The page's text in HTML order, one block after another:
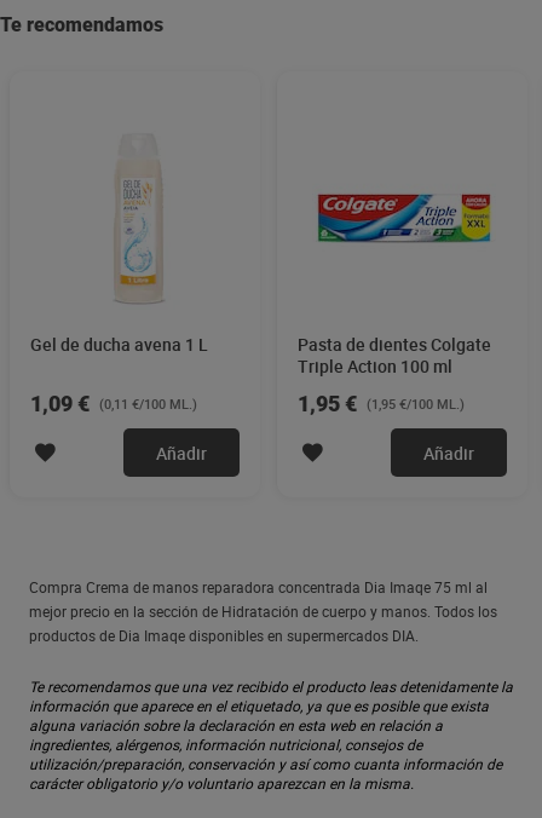
Te recomendamos
Gel de ducha avena 1 L
1,09 € (0,11 €/100 ML.)
Añadir
Pasta de dientes Colgate
Triple Action 100 ml
1,95 € (1,95 €/100 ML.)
Añadir
Compra Crema de manos reparadora concentrada Dia Imaqe 75 ml al
mejor precio en la sección de Hidratación de cuerpo y manos. Todos los
productos de Dia Imaqe disponibles en supermercados DIA.
Te recomendamos que una vez recibido el producto leas detenidamente la
información que aparece en el etiquetado, ya que es posible que exista
alguna variación sobre la declaración en esta web en relación a
ingredientes, alérgenos, información nutricional, consejos de
utilización/preparación, conservación y así como cuanta información de
carácter obligatorio y/o voluntario aparezcan en la misma.